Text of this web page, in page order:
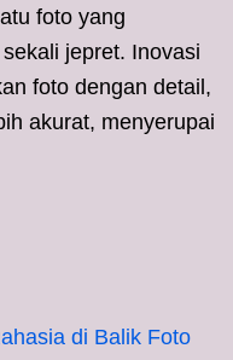
foto yang
jepret. Inovasi
foto dengan detail,
akurat, menyerupai
di Balik Foto